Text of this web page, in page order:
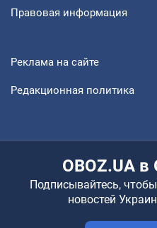
Правовая информация
Реклама на сайте
Редакционная политика
OBOZ.UA в
Подписывайтесь,
новостей